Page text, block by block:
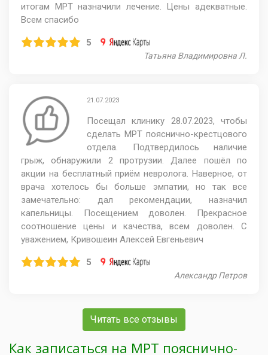
итогам МРТ назначили лечение. Цены адекватные.
Всем спасибо
5
Татьяна Владимировна Л.
21.07.2023
Посещал клинику 28.07.2023, чтобы
сделать МРТ пояснично-крестцового
отдела. Подтвердилось наличие
грыж, обнаружили 2 протрузии. Далее пошёл по
акции на бесплатный приём невролога. Наверное, от
врача хотелось бы больше эмпатии, но так все
замечательно: дал рекомендации, назначил
капельницы. Посещением доволен. Прекрасное
соотношение цены и качества, всем доволен. С
уважением, Кривошеин Алексей Евгеньевич
5
Александр Петров
Читать все отзывы
Как записаться на МРТ пояснично-